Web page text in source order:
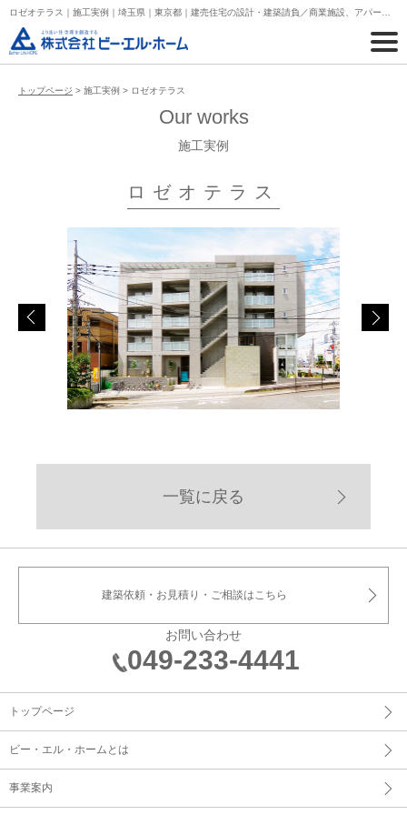
トップページ > 施工実例 > ロゼオテラス
Our works
施工実例
ロゼオテラス
一覧に戻る
建築依頼・お見積り・ご相談はこちら
お問い合わせ
049-233-4441
トップページ
ビー・エル・ホームとは
事業案内